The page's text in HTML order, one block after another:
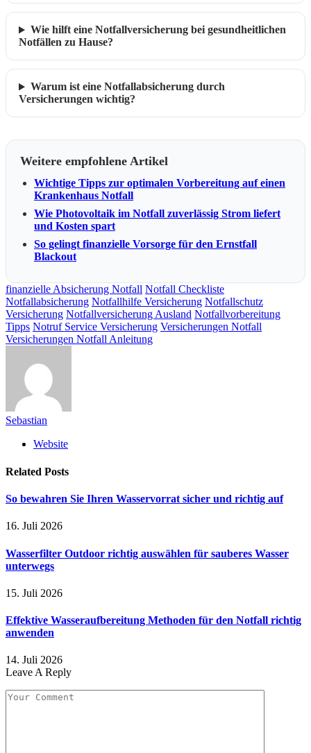
Wie hilft eine Notfallversicherung bei gesundheitlichen
Notfällen zu Hause?
Warum ist eine Notfallabsicherung durch
Versicherungen wichtig?
Weitere empfohlene Artikel
Wichtige Tipps zur optimalen Vorbereitung auf einen
Krankenhaus Notfall
Wie Photovoltaik im Notfall zuverlässig Strom liefert
und Kosten spart
So gelingt finanzielle Vorsorge für den Ernstfall
Blackout
finanzielle Absicherung Notfall Notfall Checkliste
Notfallabsicherung Notfallhilfe Versicherung Notfallschutz
Versicherung Notfallversicherung Ausland Notfallvorbereitung
Tipps Notruf Service Versicherung Versicherungen Notfall
Versicherungen Notfall Anleitung
Sebastian
Website
Related Posts
So bewahren Sie Ihren Wasservorrat sicher und richtig auf
16. Juli 2026
Wasserfilter Outdoor richtig auswählen für sauberes Wasser
unterwegs
15. Juli 2026
Effektive Wasseraufbereitung Methoden für den Notfall richtig
anwenden
14. Juli 2026
Leave A Reply